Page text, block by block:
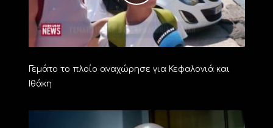
Γεμάτο το πλοίο αναχώρησε για Κεφαλονιά και
Ιθάκη